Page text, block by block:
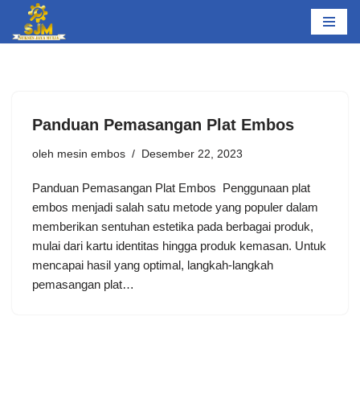
Lompat
Panduan Pemasangan Plat Embos
oleh mesin embos Desember 22, 2023
Panduan Pemasangan Plat Embos Penggunaan plat
embos menjadi salah satu metode yang populer dalam
memberikan sentuhan estetika pada berbagai produk,
mulai dari kartu identitas hingga produk kemasan. Untuk
mencapai hasil yang optimal, langkah-langkah
pemasangan plat…